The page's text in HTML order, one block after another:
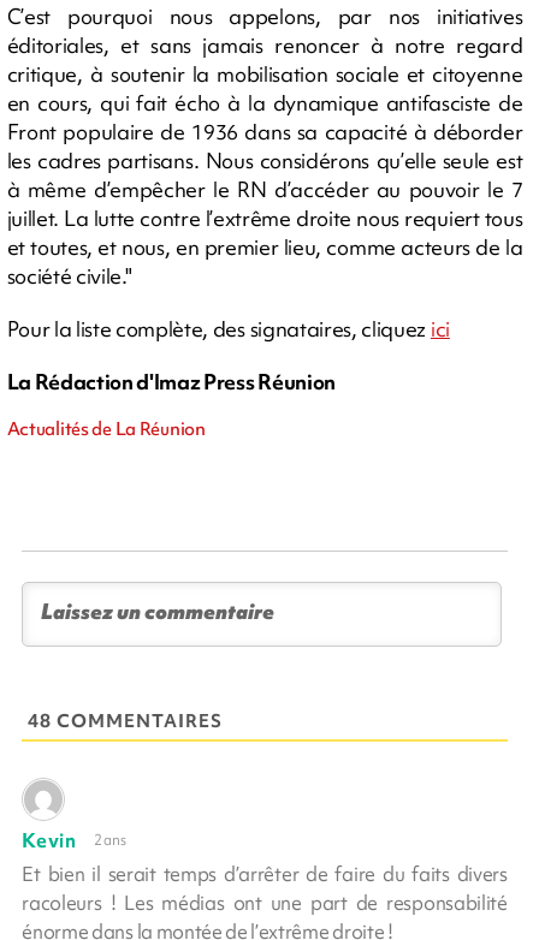
C’est pourquoi nous appelons, par nos initiatives
éditoriales, et sans jamais renoncer à notre regard
critique, à soutenir la mobilisation sociale et citoyenne
en cours, qui fait écho à la dynamique antifasciste de
Front populaire de 1936 dans sa capacité à déborder
les cadres partisans. Nous considérons qu’elle seule est
à même d’empêcher le RN d’accéder au pouvoir le 7
juillet. La lutte contre l’extrême droite nous requiert tous
et toutes, et nous, en premier lieu, comme acteurs de la
société civile."
Pour la liste complète, des signataires, cliquez ici
La Rédaction d'Imaz Press Réunion
Actualités de La Réunion
48 COMMENTAIRES
Kevin 2 ans
Et bien il serait temps d’arrêter de faire du faits divers
racoleurs ! Les médias ont une part de responsabilité
énorme dans la montée de l’extrême droite !